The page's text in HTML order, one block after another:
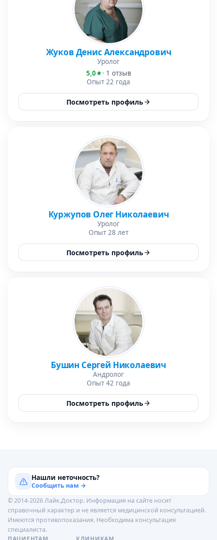
Жуков Денис Александрович
Уролог
5,0
· 1 отзыв
Опыт 22 года
Посмотреть профиль
Куржупов Олег Николаевич
Уролог
Опыт 28 лет
Посмотреть профиль
Бушин Сергей Николаевич
Андролог
Опыт 42 года
Посмотреть профиль
Нашли неточность?
Сообщить нам →
© 2014-2026 Лайк.Доктор. Информация на сайте носит
справочный характер и не является медицинской консультацией.
Имеются противопоказания. Необходима консультация
специалиста.